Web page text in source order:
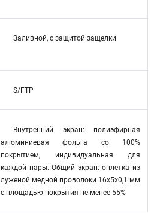
Заливной, с защитой защелки
S/FTP
Внутренний экран: полиэфирная
алюминиевая фольга со 100%
покрытием, индивидуальная для
каждой пары. Общий экран: оплетка из
луженой медной проволоки 16x5x0,1 мм
с площадью покрытия не менее 55%